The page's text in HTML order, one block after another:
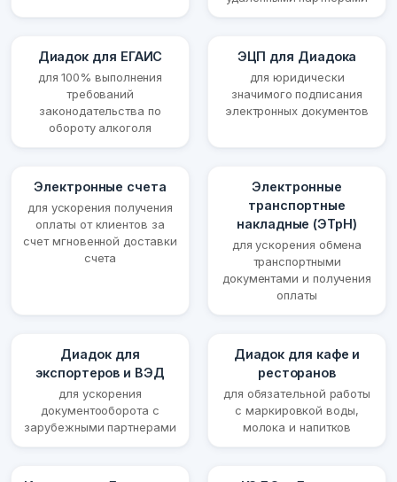
Диадок для ЕГАИС
для 100% выполнения
требований
законодательства по
обороту алкоголя
ЭЦП для Диадока
для юридически
значимого подписания
электронных документов
Электронные счета
для ускорения получения
оплаты от клиентов за
счет мгновенной доставки
счета
Электронные
транспортные
накладные (ЭТрН)
для ускорения обмена
транспортными
документами и получения
оплаты
Диадок для
экспортеров и ВЭД
для ускорения
документооборота с
зарубежными партнерами
Диадок для кафе и
ресторанов
для обязательной работы
с маркировкой воды,
молока и напитков